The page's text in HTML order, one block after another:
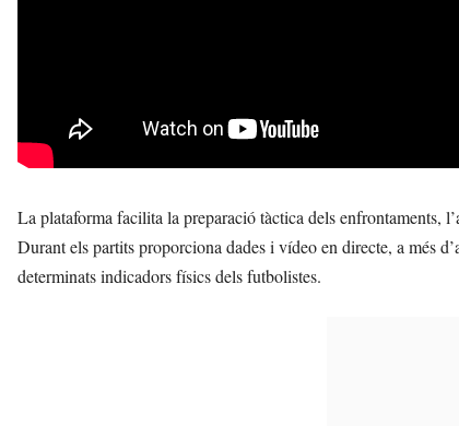
La plataforma facilita la preparació tàctica dels enfrontaments,
Durant els partits proporciona dades i vídeo en directe, a més
determinats indicadors físics dels futbolistes.